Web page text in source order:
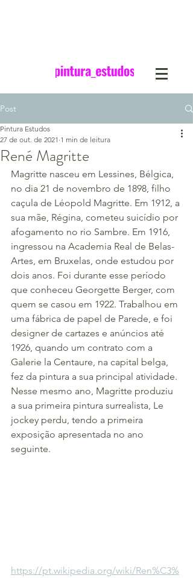
Post
René Magritte
Pintura Estudos
27 de out. de 2021 1 min de leitura
Magritte nasceu em Lessines, Bélgica,
no dia 21 de novembro de 1898, filho
caçula de Léopold Magritte. Em 1912, a
sua mãe, Régina, cometeu suicídio por
afogamento no rio Sambre. Em 1916,
ingressou na Academia Real de Belas-
Artes, em Bruxelas, onde estudou por
dois anos. Foi durante esse período
que conheceu Georgette Berger, com
quem se casou em 1922. Trabalhou em
uma fábrica de papel de Parede, e foi
designer de cartazes e anúncios até
1926, quando um contrato com a
Galerie la Centaure, na capital belga,
fez da pintura a sua principal atividade.
Nesse mesmo ano, Magritte produziu
a sua primeira pintura surrealista, Le
jockey perdu, tendo a primeira
exposição apresentada no ano
seguinte.
https://pt.wikipedia.org/wiki/Ren%C3%